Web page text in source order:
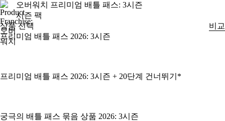
오버워치 프리미엄 배틀 패스: 3시즌
시즌 팩
상품 선택
비교
프리미엄 배틀 패스 2026: 3시즌
프리미엄 배틀 패스 2026: 3시즌 + 20단계 건너뛰기*
궁극의 배틀 패스 묶음 상품 2026: 3시즌